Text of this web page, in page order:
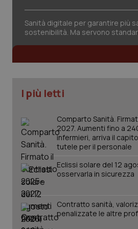
Sanità digitale per garantire più
sostenibilità. Ma servono
I più letti
Comparto Sanità.
2027. Aumenti fino a
infermieri, arriva il
tutele per il personale
Eclissi solare del 12
osservarla in sicurezza
Contratto sanità,
penalizzate le altre
session-id
_ga